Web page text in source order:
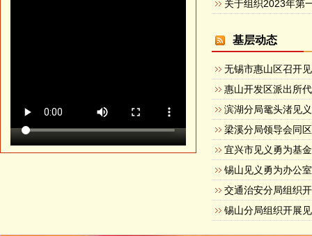
基层动态
无锡市惠山区召开
滨湖分局鼋头渚见
宜兴市见义勇为基
锡山见义勇为办公
交通治安分局组织
锡山分局组织开展